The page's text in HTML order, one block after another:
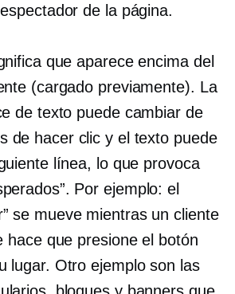
de la página.
que aparece encima del
(cargado previamente). La
de texto puede cambiar de
de hacer clic y el texto puede
línea, lo que provoca
Por ejemplo: el
se mueve mientras un cliente
hace que presione el botón
lugar. Otro ejemplo son las